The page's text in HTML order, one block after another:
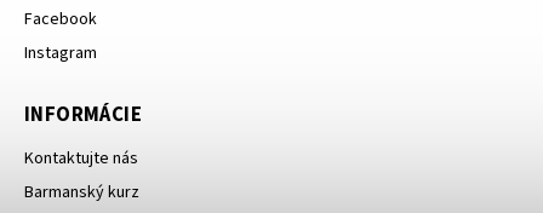
Facebook
Instagram
INFORMÁCIE
Kontaktujte nás
Barmanský kurz